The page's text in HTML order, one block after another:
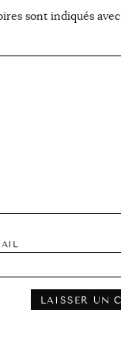
sont indiqués avec